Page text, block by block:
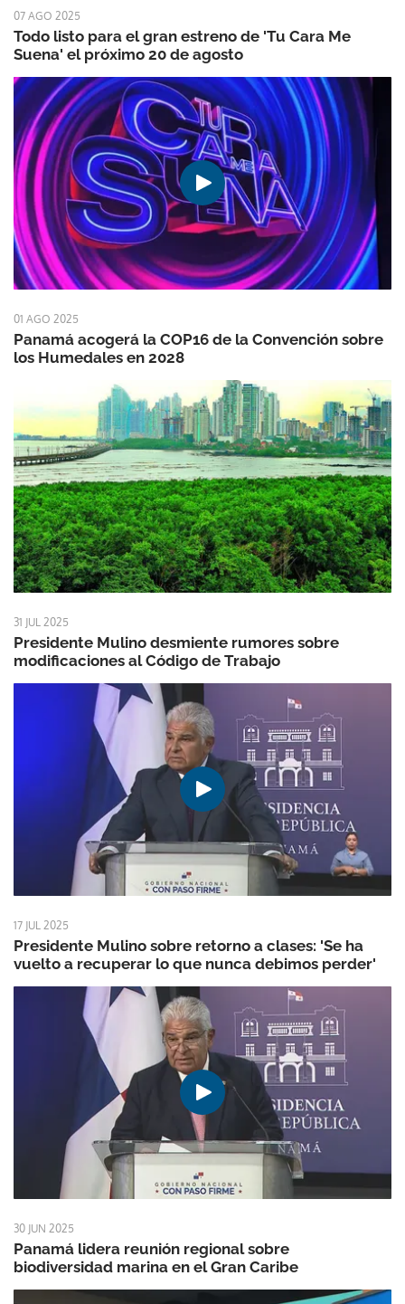
07 AGO 2025
Todo listo para el gran estreno de 'Tu Cara Me
Suena' el próximo 20 de agosto
01 AGO 2025
Panamá acogerá la COP16 de la Convención sobre
los Humedales en 2028
31 JUL 2025
Presidente Mulino desmiente rumores sobre
modificaciones al Código de Trabajo
17 JUL 2025
Presidente Mulino sobre retorno a clases: 'Se ha
vuelto a recuperar lo que nunca debimos perder'
30 JUN 2025
Panamá lidera reunión regional sobre
biodiversidad marina en el Gran Caribe